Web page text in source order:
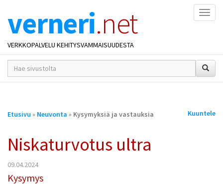
verneri.net
VERKKOPALVELU KEHITYSVAMMAISUUDESTA
hakusana(t)
*
Olet
Etusivu » Neuvonta » Kysymyksiä ja vastauksia Kuuntele
Niskaturvotus ultra
09.04.2024
Kysymys